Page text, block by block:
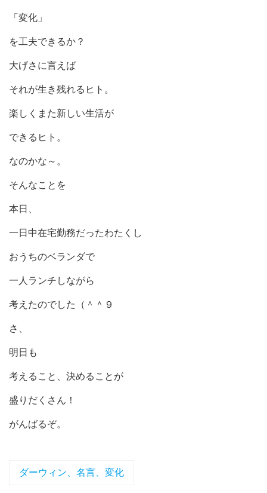
「変化」
を工夫できるか？
大げさに言えば
それが生き残れるヒト。
楽しくまた新しい生活が
できるヒト。
なのかな～。
そんなことを
本日、
一日中在宅勤務だったわたくし
おうちのベランダで
一人ランチしながら
考えたのでした（＾＾９
さ、
明日も
考えること、決めることが
盛りだくさん！
がんばるぞ。
ダーウィン、名言、変化